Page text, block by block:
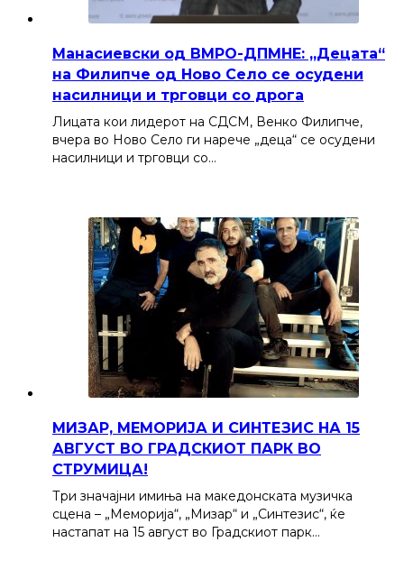
Манасиевски од ВМРО-ДПМНЕ: „Децата“
на Филипче од Ново Село се осудени
насилници и трговци со дрога
Лицата кои лидерот на СДСМ, Венко Филипче,
вчера во Ново Село ги нарече „деца“ се осудени
насилници и трговци со…
МИЗАР, МЕМОРИЈА И СИНТЕЗИС НА 15
АВГУСТ ВО ГРАДСКИОТ ПАРК ВО
СТРУМИЦА!
Три значајни имиња на македонската музичка
сцена – „Меморија“, „Мизар“ и „Синтезис“, ќе
настапат на 15 август во Градскиот парк…